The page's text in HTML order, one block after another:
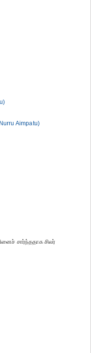
Aimpatu)
சார்ந்ததாக சிலர்